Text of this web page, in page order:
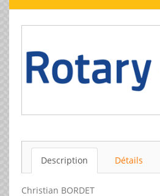
Description Détails
Christian BORDET